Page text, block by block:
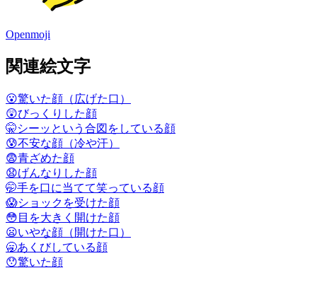
Openmoji
関連絵文字
😮驚いた顔（広げた口）
😲びっくりした顔
🤫シーッという合図をしている顔
😰不安な顔（冷や汗）
😨青ざめた顔
😧げんなりした顔
🤭手を口に当てて笑っている顔
😱ショックを受けた顔
😳 目を大きく開けた顔
😦いやな顔（開けた口）
🥱あくびしている顔
😯驚いた顔